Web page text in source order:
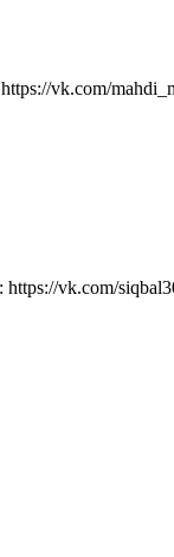
vk.com/
vk.com/